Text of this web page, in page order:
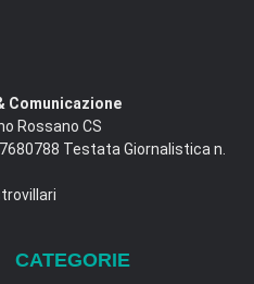
Comunicazione
Rossano CS
Testata Giornalistica n.
CATEGORIE